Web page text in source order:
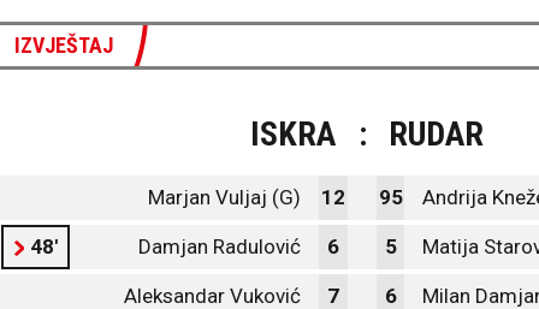
IZVJEŠTAJ
ISKRA : RUDAR
Marjan Vuljaj (G) 12 95 Andrija
48' Damjan Radulović 6 5 Matija
Aleksandar Vuković 7 6 Milan